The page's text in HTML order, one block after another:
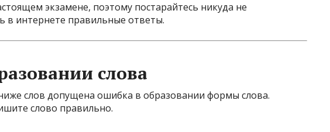
экзамене, поэтому постарайтесь никуда не
в интернете правильные ответы.
слова
слов допущена ошибка в образовании формы слова.
слово правильно.